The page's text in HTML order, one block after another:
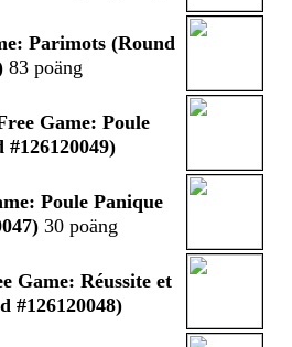
Parimots (Round
83 poäng
Game: Poule
Poule Panique
30 poäng
Game: Réussite et
#126120048)